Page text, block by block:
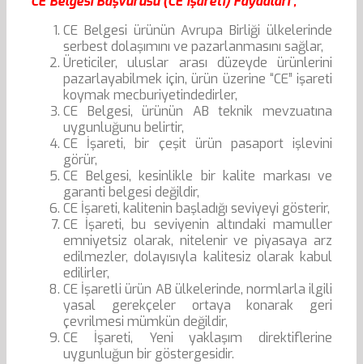
CE Belgesi ürünün Avrupa Birliği ülkelerinde
serbest dolaşımını ve pazarlanmasını sağlar,
Üreticiler, uluslar arası düzeyde ürünlerini
pazarlayabilmek için, ürün üzerine “CE” işareti
koymak mecburiyetindedirler,
CE Belgesi, ürünün AB teknik mevzuatına
uygunluğunu belirtir,
CE İşareti, bir çeşit ürün pasaport işlevini
görür,
CE Belgesi, kesinlikle bir kalite markası ve
garanti belgesi değildir,
CE İşareti, kalitenin başladığı seviyeyi gösterir,
CE İşareti, bu seviyenin altındaki mamuller
emniyetsiz olarak, nitelenir ve piyasaya arz
edilmezler, dolayısıyla kalitesiz olarak kabul
edilirler,
CE İşaretli ürün AB ülkelerinde, normlarla ilgili
yasal gerekçeler ortaya konarak geri
çevrilmesi mümkün değildir,
CE İşareti, Yeni yaklaşım direktiflerine
uygunluğun bir göstergesidir.